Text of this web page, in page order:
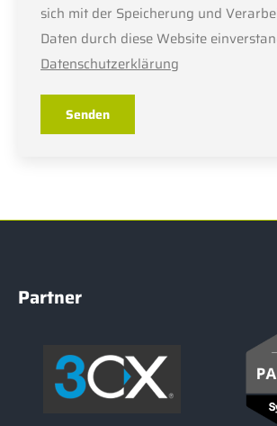
sich mit der Speicherung und
Daten durch diese Website
Datenschutzerklärung
Senden
Partner